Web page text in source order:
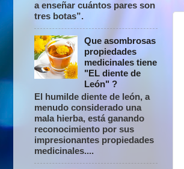
a enseñar cuántos pares son
tres botas”.
Que asombrosas
propiedades
medicinales tiene
"EL diente de
León" ?
El humilde diente de león, a
menudo considerado una
mala hierba, está ganando
reconocimiento por sus
impresionantes propiedades
medicinales....